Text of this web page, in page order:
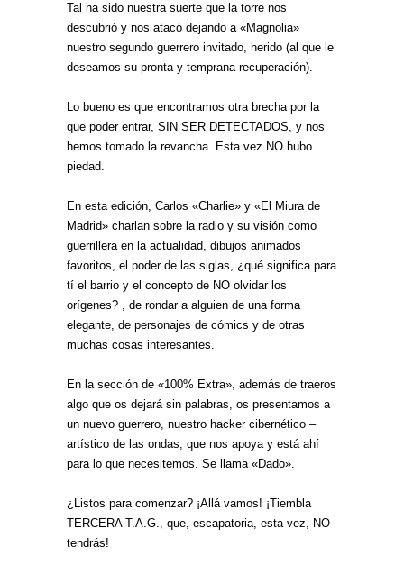
Tal ha sido nuestra suerte que la torre nos
descubrió y nos atacó dejando a «Magnolia»
nuestro segundo guerrero invitado, herido (al que le
deseamos su pronta y temprana recuperación).
Lo bueno es que encontramos otra brecha por la
que poder entrar, SIN SER DETECTADOS, y nos
hemos tomado la revancha. Esta vez NO hubo
piedad.
En esta edición, Carlos «Charlie» y «El Miura de
Madrid» charlan sobre la radio y su visión como
guerrillera en la actualidad, dibujos animados
favoritos, el poder de las siglas, ¿qué significa para
tí el barrio y el concepto de NO olvidar los
orígenes? , de rondar a alguien de una forma
elegante, de personajes de cómics y de otras
muchas cosas interesantes.
En la sección de «100% Extra», además de traeros
algo que os dejará sin palabras, os presentamos a
un nuevo guerrero, nuestro hacker cibernético –
artístico de las ondas, que nos apoya y está ahí
para lo que necesitemos. Se llama «Dado».
¿Listos para comenzar? ¡Allá vamos! ¡Tiembla
TERCERA T.A.G., que, escapatoria, esta vez, NO
tendrás!